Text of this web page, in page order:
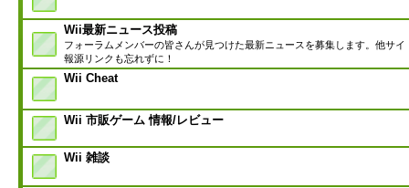
Wii最新ニュース投稿
フォーラムメンバーの皆さんが見つけた最新ニュースを募集します。他サイ
報源リンクも忘れずに！
Wii Cheat
Wii 市販ゲーム 情報/レビュー
Wii 雑談